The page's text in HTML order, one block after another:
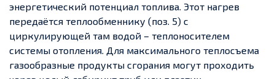
энергетический потенциал топлива. Этот нагрев
передаётся теплообменнику (поз. 5) с
циркулирующей там водой – теплоносителем
системы отопления. Для максимального теплосъема
газообразные продукты сгорания могут проходить